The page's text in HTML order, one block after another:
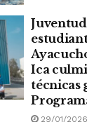
Ica
técnicas
29/01/2026